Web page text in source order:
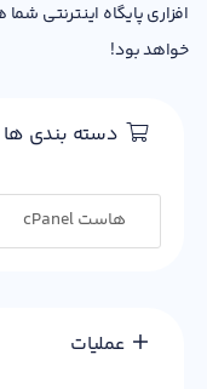
افزاری پایگاه اینترنتی
خواهد بود!
دسته بندی ها
عملیات